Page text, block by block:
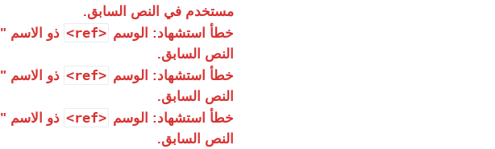
مستخدم في النص السابق.
خطأ استشهاد: الوسم <ref> ذو الاسم "kidd2007" المُعرّف في
النص السابق.
خطأ استشهاد: الوسم <ref> ذو الاسم "cleis2006" المُعرّف في
النص السابق.
خطأ استشهاد: الوسم <ref> ذو الاسم "erlang-faq" المُعرّف في
النص السابق.